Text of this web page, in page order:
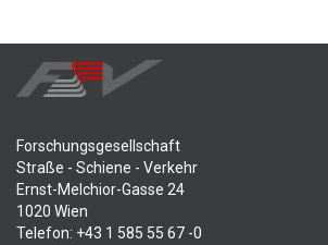
Forschungsgesellschaft
Straße - Schiene - Verkehr
Ernst-Melchior-Gasse 24
1020 Wien
Telefon: +43 1 585 55 67 -0